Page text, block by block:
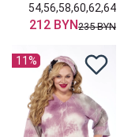
54,56,58,60,62,64
212 BYN235 BYN
11%